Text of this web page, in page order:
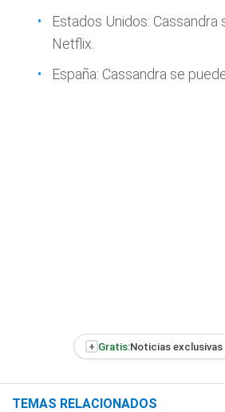
Estados Unidos: Cassandra
Netflix.
España: Cassandra se
+ Gratis:Noticias exclusivas
TEMAS RELACIONADOS